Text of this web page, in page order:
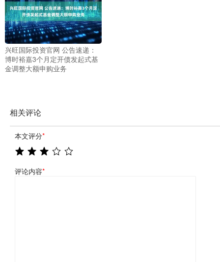
兴旺国际投资官网 公告速递：
博时裕嘉3个月定开债发起式基
金调整大额申购业务
相关评论
本文评分*
评论内容*